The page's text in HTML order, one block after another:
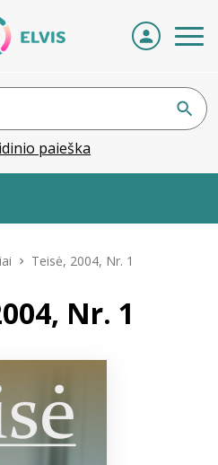
paieška
Teisė, 2004, Nr. 1
Nr. 1